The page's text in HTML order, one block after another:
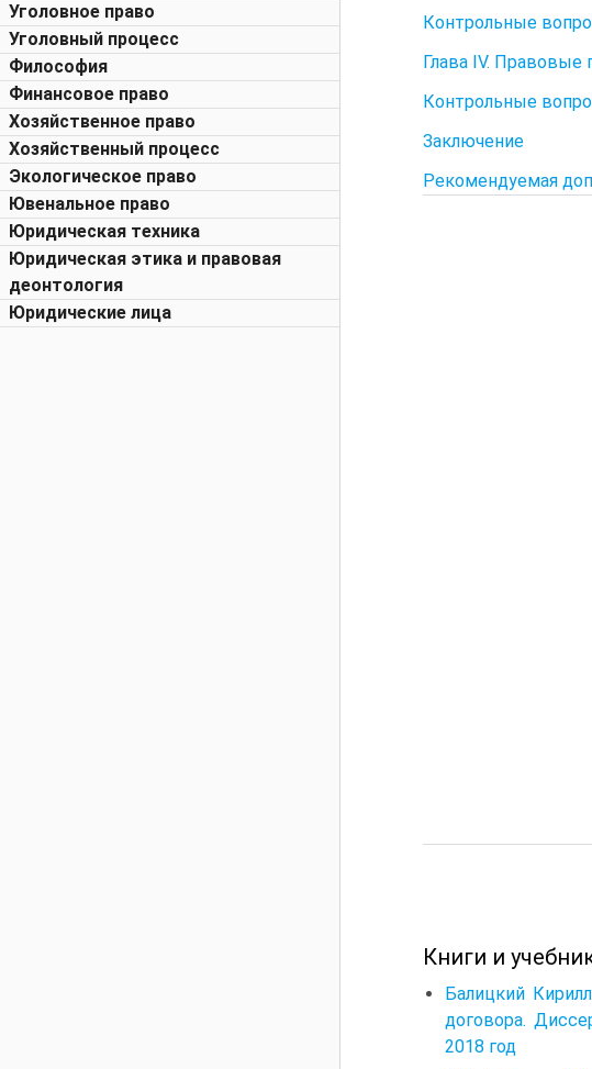
Уголовное право
Уголовный процесс
Философия
Финансовое право
Хозяйственное право
Хозяйственный процесс
Экологическое право
Ювенальное право
Юридическая техника
Юридическая этика и правовая
деонтология
Юридические лица
Контрольные
Глава IV. Правовые
Контрольные
Заключение
Рекомендуемая
Книги и
Балицкий
договора.
2018 год